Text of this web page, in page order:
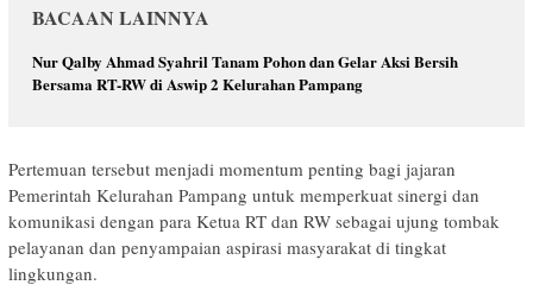
BACAAN LAINNYA
Nur Qalby Ahmad Syahril Tanam Pohon dan Gelar Aksi Bersih
Bersama RT-RW di Aswip 2 Kelurahan Pampang
Pertemuan tersebut menjadi momentum penting bagi jajaran
Pemerintah Kelurahan Pampang untuk memperkuat sinergi dan
komunikasi dengan para Ketua RT dan RW sebagai ujung tombak
pelayanan dan penyampaian aspirasi masyarakat di tingkat
lingkungan.